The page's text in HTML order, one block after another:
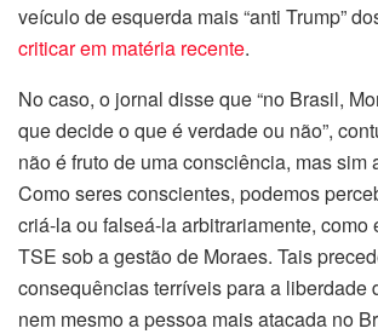
veículo de esquerda mais “anti Trump”
criticar em matéria recente.
No caso, o jornal disse que “no Brasil,
que decide o que é verdade ou não”,
não é fruto de uma consciência, mas sim
Como seres conscientes, podemos
criá-la ou falseá-la arbitrariamente, como
TSE sob a gestão de Moraes. Tais
consequências terríveis para a liberdade
nem mesmo a pessoa mais atacada no